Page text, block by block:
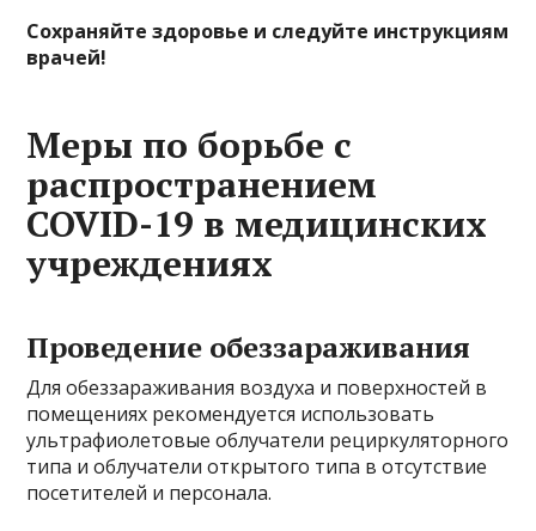
Сохраняйте здоровье и следуйте инструкциям
врачей!
Меры по борьбе с
распространением
COVID-19 в медицинских
учреждениях
Проведение обеззараживания
Для обеззараживания воздуха и поверхностей в
помещениях рекомендуется использовать
ультрафиолетовые облучатели рециркуляторного
типа и облучатели открытого типа в отсутствие
посетителей и персонала.